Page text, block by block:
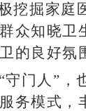
挖掘家庭
众知晓
的良好氛
门人”，
务模式